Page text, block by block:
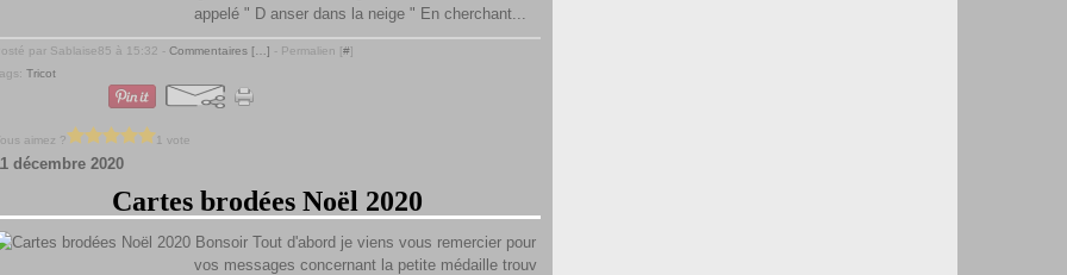
appelé " D anser dans la neige " En cherchant...
par Sablaise85 à 15:32 - Commentaires [ ] - Permalien [#]
Tricot
aimez ? 1 vote
décembre 2020
Cartes brodées Noël 2020
Bonsoir Tout d'abord je viens vous remercier pour
vos messages concernant la petite médaille trouv